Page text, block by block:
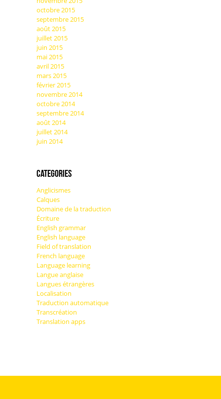
octobre 2015
septembre 2015
août 2015
juillet 2015
juin 2015
mai 2015
avril 2015
mars 2015
février 2015
novembre 2014
octobre 2014
septembre 2014
août 2014
juillet 2014
juin 2014
Categories
Anglicismes
Calques
Domaine de la traduction
Écriture
English grammar
English language
Field of translation
French language
Language learning
Langue anglaise
Langues étrangères
Localisation
Traduction automatique
Transcréation
Translation apps